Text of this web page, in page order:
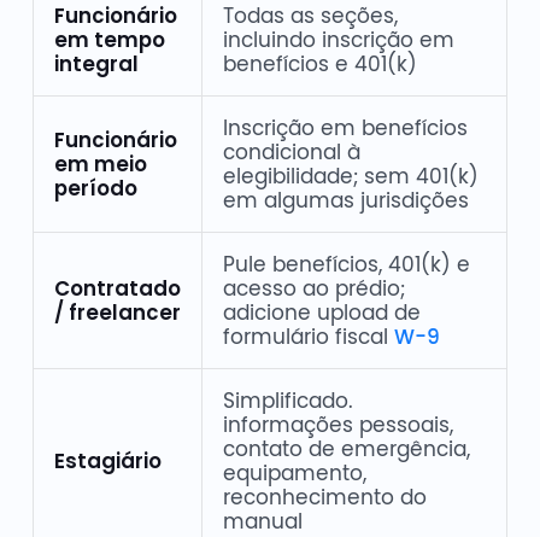
Funcionário
em tempo
integral
Todas as seções,
incluindo inscrição em
benefícios e 401(k)
Funcionário
em meio
período
Inscrição em benefícios
condicional à
elegibilidade; sem 401(k)
em algumas jurisdições
Contratado
/ freelancer
Pule benefícios, 401(k) e
acesso ao prédio;
adicione upload de
formulário fiscal W-9
Estagiário
Simplificado.
informações pessoais,
contato de emergência,
equipamento,
reconhecimento do
manual